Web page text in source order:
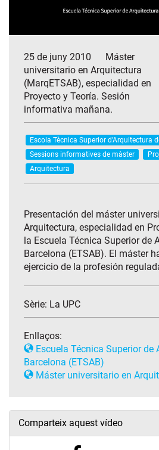
25 de juny 2010
Máster
universitario en Arquitectura
(MarqETSAB), especialidad en
Proyecto y Teoría. Sesión
informativa mañana.
Escola Tècnica Superior d'Arquitectura
Sessions informatives de màster
Arquitectura
Presentación del máster
Arquitectura, especialidad en
la Escuela Técnica Superior de
Barcelona (ETSAB). El máster
ejercicio de la profesión
Sèrie: La UPC
Enllaços:
Escuela Técnica Superior de
Barcelona (ETSAB)
Máster universitario en
Comparteix aquest vídeo